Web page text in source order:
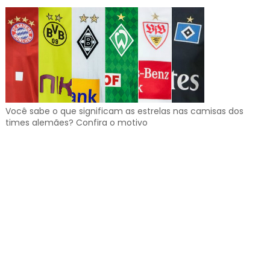
Você sabe o que significam as estrelas nas camisas dos
times alemães? Confira o motivo